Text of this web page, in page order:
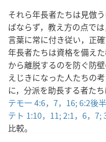
それら年長者たちは見倣
ばならず，教え方の点で
言葉に常に付き従い，正
年長者たちは資格を備え
から離脱するのを防ぐ防
えじきになった人たちの
に，分派を助長する者た
テモ一 4:6，7， 16; 6:2後
テト 1:10，11;2:1， 6，7;
比較。